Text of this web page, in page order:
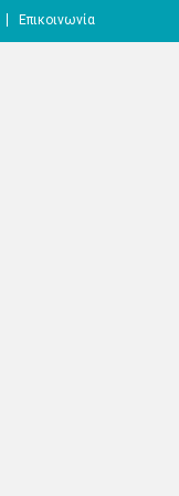
Επικοινωνία